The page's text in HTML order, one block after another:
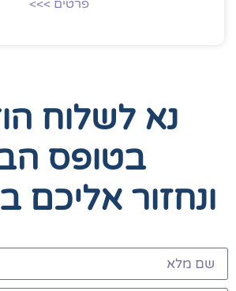
פרטים >>>
נא לשלוח
בטופס
ונחזור אליכם